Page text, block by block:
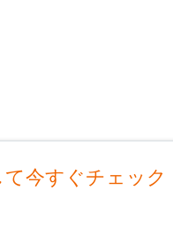
今すぐチェック